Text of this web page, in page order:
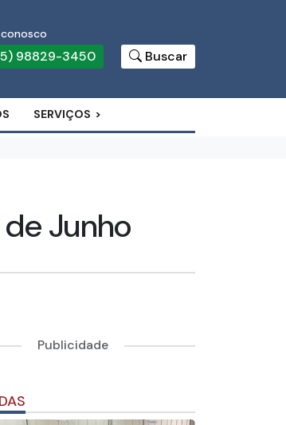
conosco
98829-3450 Buscar
SERVIÇOS
Junho
Publicidade